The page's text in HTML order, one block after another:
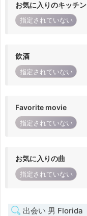
お気に入りのキッチン
指定されていない
飲酒
指定されていない
Favorite movie
指定されていない
お気に入りの曲
指定されていない
出会い 男 Florida